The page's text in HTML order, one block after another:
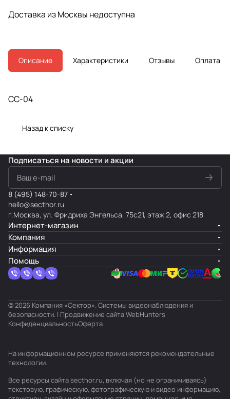
Доставка из Москвы недоступна
Описание Характеристики Отзывы Оплата
CC-04
Назад к списку
Подписаться на новости и акции
8 (495) 148-70-87
hello@secthor.ru
г.Москва, ул. Фридриха Энгельса, 75с21, этаж 2, офис 218
Интернет-магазин
Компания
Информация
Помощь
© 2026 Компания «Сектор». Системы видеонаблюдения и
безопасности. | Продвижение сайтаWebHunters
КонфиденциальностьОферта
На информационном ресурсе применяются рекомендательные
технологии.
Все ресурсы сайта secthor.ru, включая (но не ограничиваясь)
текстовую, графическую, фотографическую и видео информацию,